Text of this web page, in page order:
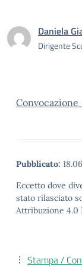
Daniela
Dirigente
Pubblicato:
Eccetto dove
stato rilasciato
Attribuzione 4.0
Stampa /